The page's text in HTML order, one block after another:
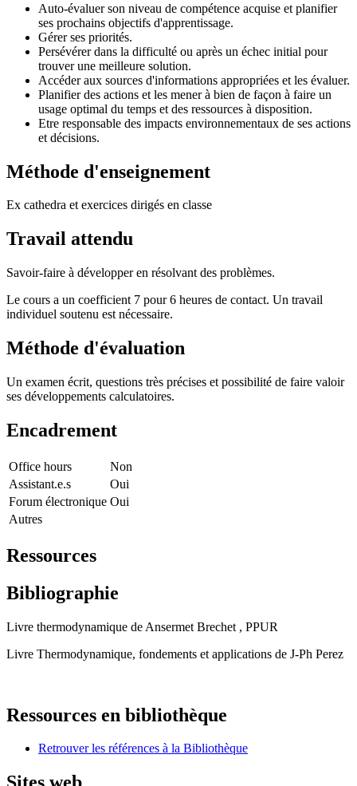
Auto-évaluer son niveau de compétence acquise et planifier
ses prochains objectifs d'apprentissage.
Gérer ses priorités.
Persévérer dans la difficulté ou après un échec initial pour
trouver une meilleure solution.
Accéder aux sources d'informations appropriées et les évaluer.
Planifier des actions et les mener à bien de façon à faire un
usage optimal du temps et des ressources à disposition.
Etre responsable des impacts environnementaux de ses actions
et décisions.
Méthode d'enseignement
Ex cathedra et exercices dirigés en classe
Travail attendu
Savoir-faire à développer en résolvant des problèmes.
Le cours a un coefficient 7 pour 6 heures de contact. Un travail
individuel soutenu est nécessaire.
Méthode d'évaluation
Un examen écrit, questions très précises et possibilité de faire valoir
ses développements calculatoires.
Encadrement
Office hours
Non
Assistant.e.s
Oui
Forum électronique Oui
Autres
Ressources
Bibliographie
Livre thermodynamique de Ansermet Brechet , PPUR
Livre Thermodynamique, fondements et applications de J-Ph Perez
Ressources en bibliothèque
Retrouver les références à la Bibliothèque